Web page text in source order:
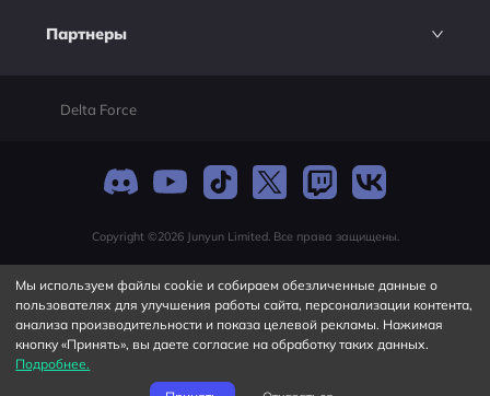
Партнеры
Delta Force
Copyright ©2026 Junyun Limited. Все права защищены.
Мы используем файлы cookie и собираем обезличенные данные о
пользователях для улучшения работы сайта, персонализации контента,
анализа производительности и показа целевой рекламы. Нажимая
кнопку «Принять», вы даете согласие на обработку таких данных.
Подробнее.